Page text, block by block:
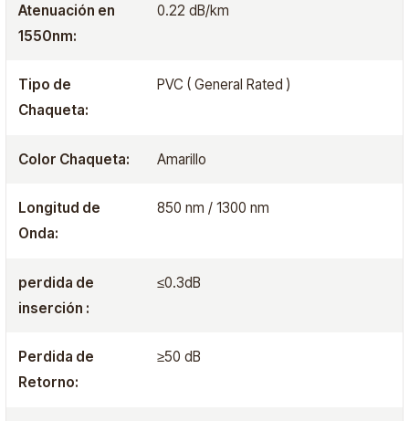
Atenuación en
1550nm:
0.22 dB/km
Tipo de
Chaqueta:
PVC ( General Rated )
Color Chaqueta: Amarillo
Longitud de
Onda:
850 nm / 1300 nm
perdida de
inserción :
≤0.3dB
Perdida de
Retorno:
≥50 dB